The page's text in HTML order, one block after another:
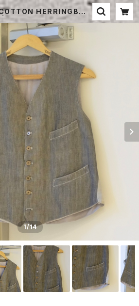
HERRINGBON
STRAYSHEEP ONLIN
E
1/14